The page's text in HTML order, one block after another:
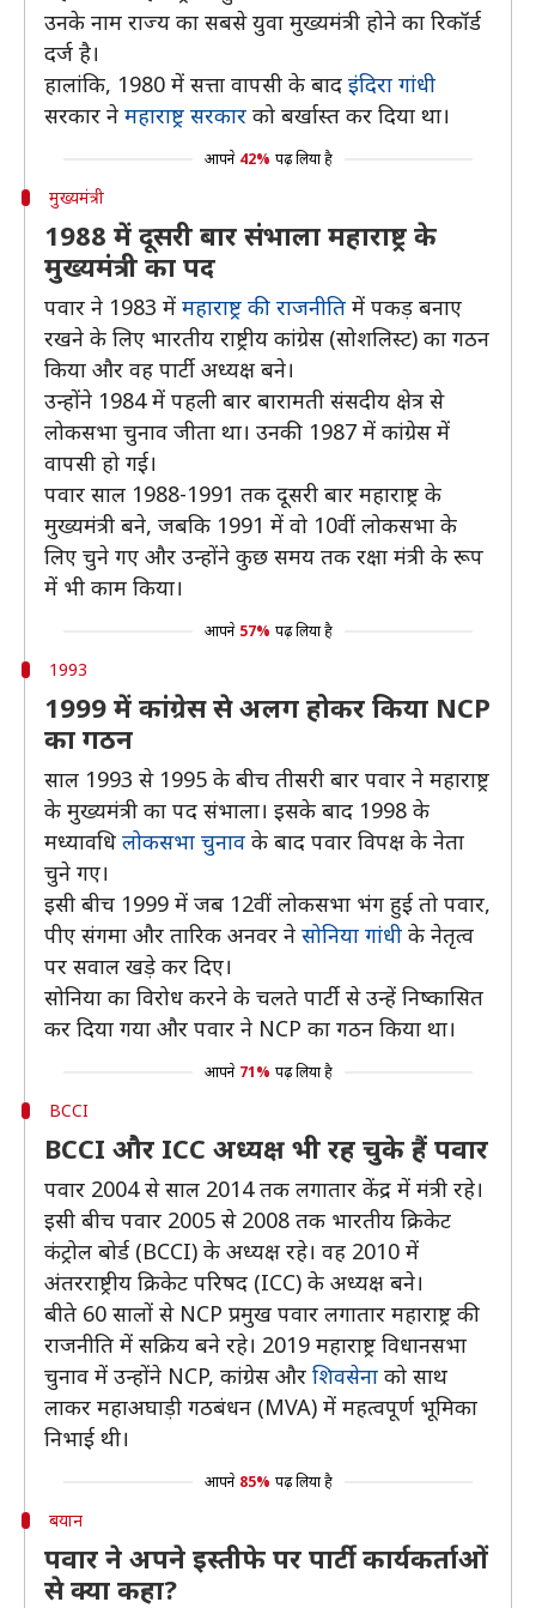
उनके नाम राज्य का सबसे युवा मुख्यमंत्री होने का रिकॉर्ड
दर्ज है।
हालांकि, 1980 में सत्ता वापसी के बाद इंदिरा गांधी
सरकार ने महाराष्ट्र सरकार को बर्खास्त कर दिया था।
आपने 42% पढ़ लिया है
मुख्यमंत्री
1988 में दूसरी बार संभाला महाराष्ट्र के
मुख्यमंत्री का पद
पवार ने 1983 में महाराष्ट्र की राजनीति में पकड़ बनाए
रखने के लिए भारतीय राष्ट्रीय कांग्रेस (सोशलिस्ट) का गठन
किया और वह पार्टी अध्यक्ष बने।
उन्होंने 1984 में पहली बार बारामती संसदीय क्षेत्र से
लोकसभा चुनाव जीता था। उनकी 1987 में कांग्रेस में
वापसी हो गई।
पवार साल 1988-1991 तक दूसरी बार महाराष्ट्र के
मुख्यमंत्री बने, जबकि 1991 में वो 10वीं लोकसभा के
लिए चुने गए और उन्होंने कुछ समय तक रक्षा मंत्री के रूप
में भी काम किया।
आपने 57% पढ़ लिया है
1993
1999 में कांग्रेस से अलग होकर किया NCP
का गठन
साल 1993 से 1995 के बीच तीसरी बार पवार ने महाराष्ट्र
के मुख्यमंत्री का पद संभाला। इसके बाद 1998 के
मध्यावधि लोकसभा चुनाव के बाद पवार विपक्ष के नेता
चुने गए।
इसी बीच 1999 में जब 12वीं लोकसभा भंग हुई तो पवार,
पीए संगमा और तारिक अनवर ने सोनिया गांधी के नेतृत्व
पर सवाल खड़े कर दिए।
सोनिया का विरोध करने के चलते पार्टी से उन्हें निष्कासित
कर दिया गया और पवार ने NCP का गठन किया था।
आपने 71% पढ़ लिया है
BCCI
BCCI और ICC अध्यक्ष भी रह चुके हैं पवार
पवार 2004 से साल 2014 तक लगातार केंद्र में मंत्री रहे।
इसी बीच पवार 2005 से 2008 तक भारतीय क्रिकेट
कंट्रोल बोर्ड (BCCI) के अध्यक्ष रहे। वह 2010 में
अंतरराष्ट्रीय क्रिकेट परिषद (ICC) के अध्यक्ष बने।
बीते 60 सालों से NCP प्रमुख पवार लगातार महाराष्ट्र की
राजनीति में सक्रिय बने रहे। 2019 महाराष्ट्र विधानसभा
चुनाव में उन्होंने NCP, कांग्रेस और शिवसेना को साथ
लाकर महाअघाड़ी गठबंधन (MVA) में महत्वपूर्ण भूमिका
निभाई थी।
आपने 85% पढ़ लिया है
बयान
पवार ने अपने इस्तीफे पर पार्टी कार्यकर्ताओं
से क्या कहा?